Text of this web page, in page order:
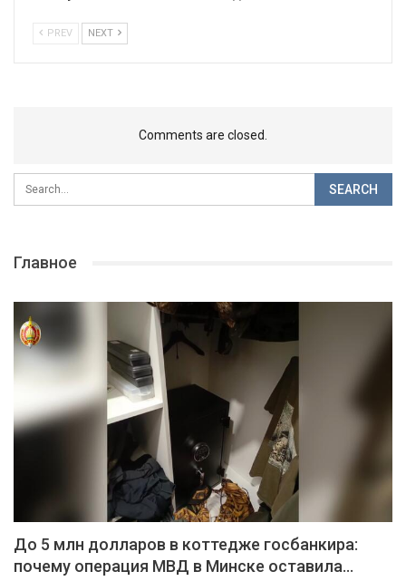
PREV NEXT
Comments are closed.
Главное
До 5 млн долларов в коттедже госбанкира:
почему операция МВД в Минске оставила…